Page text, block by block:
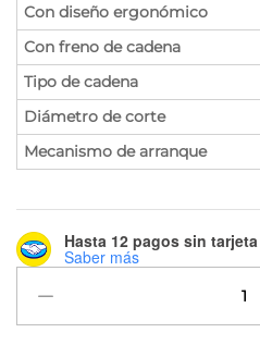
Con diseño ergonómico
Con freno de cadena
Tipo de cadena
Diámetro de corte
Mecanismo de arranque
Hasta 12 pagos sin tarjeta
Saber más
Stihl
MS